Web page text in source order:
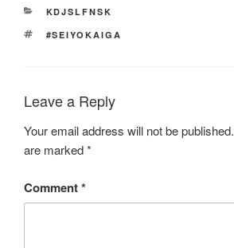
CATEGORIES
KDJSLFNSK
TAGS
#SEIYOKAIGA
Leave a Reply
Your email address will not be published.
are marked*
Comment*